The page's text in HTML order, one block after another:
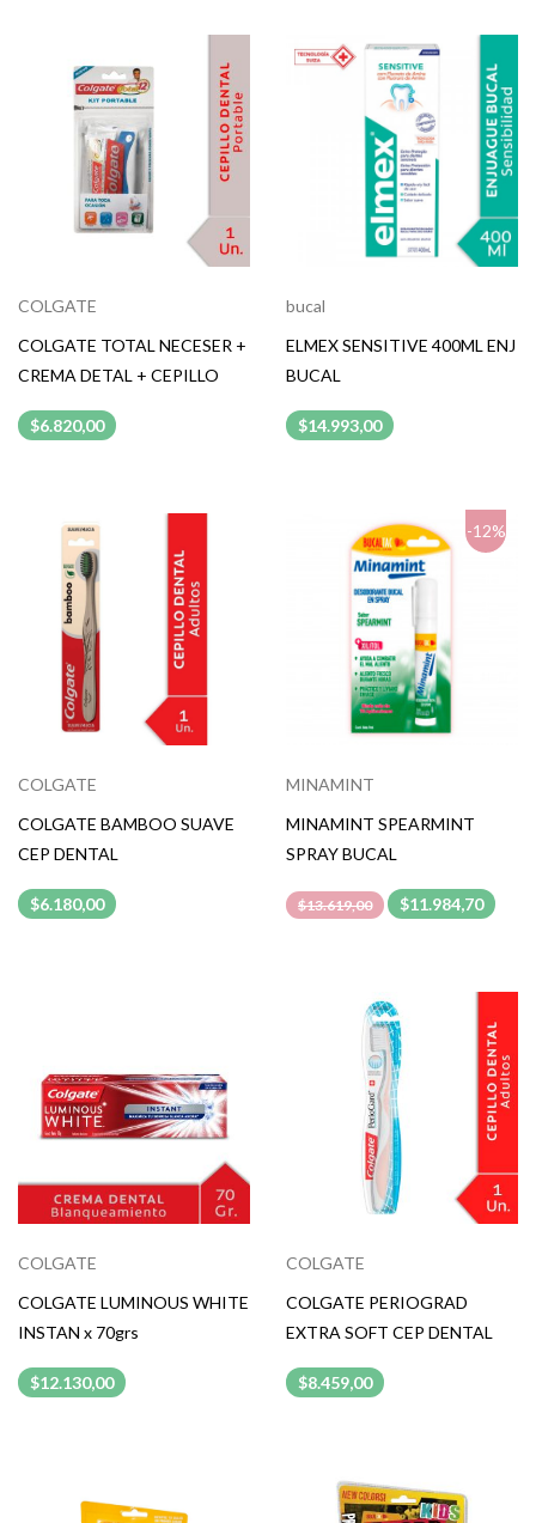
COLGATE
COLGATE TOTAL NECESER +
CREMA DETAL + CEPILLO
$6.820,00
bucal
ELMEX SENSITIVE 400ML ENJ
BUCAL
$14.993,00
COLGATE
COLGATE BAMBOO SUAVE
CEP DENTAL
$6.180,00
-12%
MINAMINT
MINAMINT SPEARMINT
SPRAY BUCAL
$13.619,00 $11.984,70
COLGATE
COLGATE LUMINOUS WHITE
INSTAN x 70grs
$12.130,00
COLGATE
COLGATE PERIOGRAD
EXTRA SOFT CEP DENTAL
$8.459,00